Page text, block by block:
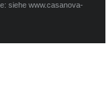
siehe www.casanova-